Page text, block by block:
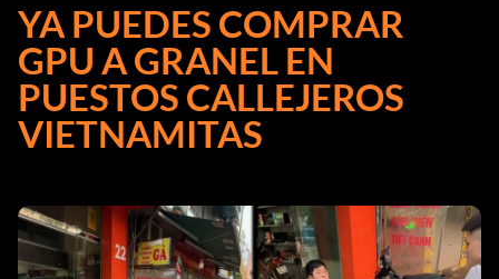
YA PUEDES COMPRAR
GPU A GRANEL EN
PUESTOS CALLEJEROS
VIETNAMITAS